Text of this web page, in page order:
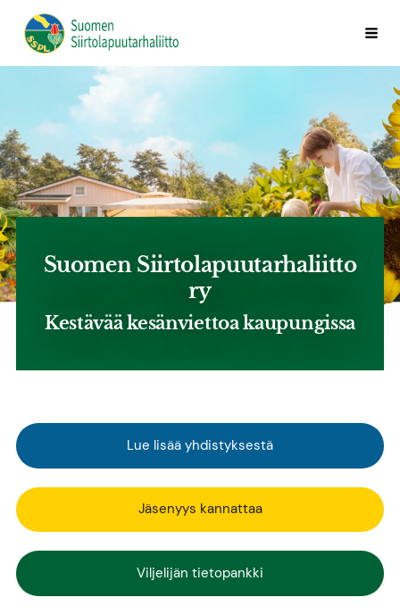
Siirry
sivun
Suomen Siirtolapuutarhaliitto ry
Suomen Siirtolapuutarhaliitto
ry
Kestävää kesänviettoa kaupungissa
Lue lisää yhdistyksestä
Jäsenyys kannattaa
Viljelijän tietopankki